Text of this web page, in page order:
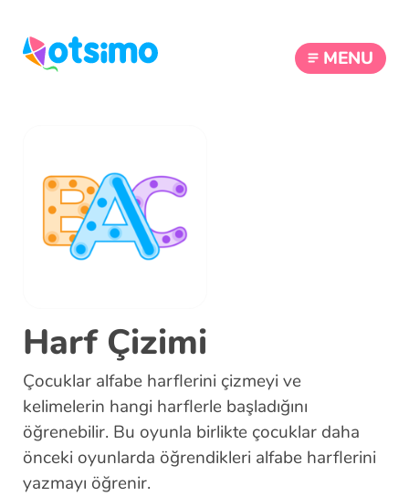
MENU
Harf Çizimi
Çocuklar alfabe harflerini çizmeyi ve
kelimelerin hangi harflerle başladığını
öğrenebilir. Bu oyunla birlikte çocuklar daha
önceki oyunlarda öğrendikleri alfabe harflerini
yazmayı öğrenir.